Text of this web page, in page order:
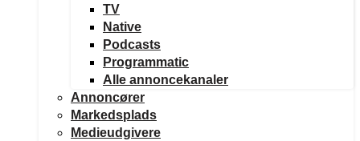
TV
Native
Podcasts
Programmatic
Alle annoncekanaler
Annoncører
Markedsplads
Medieudgivere